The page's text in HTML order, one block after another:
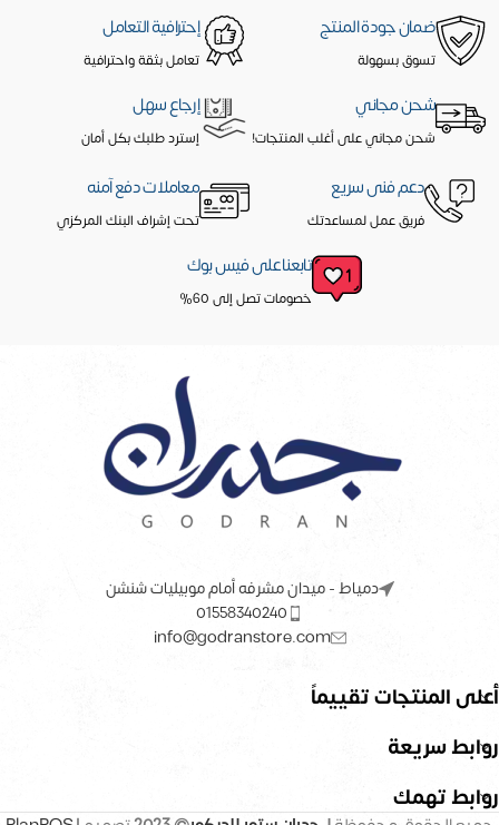
ضمان جودة المنتج
تسوق بسهولة
إحترافية التعامل
تعامل بثقة واحترافية
شحن مجاني
شحن مجاني على أغلب المنتجات!
إرجاع سهل
إسترد طلبك بكل أمان
دعم فنى سريع
فريق عمل لمساعدتك
معاملات دفع آمنه
تحت إشراف البنك المركزي
تابعنا على فيس بوك
خصومات تصل إلى 60%
دمياط - ميدان مشرفه أمام موبيليات شنشن
01558340240
info@godranstore.com
أعلى المنتجات تقييماً
روابط سريعة
روابط تهمك